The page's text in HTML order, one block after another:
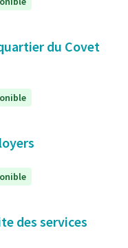
du Covet
des services